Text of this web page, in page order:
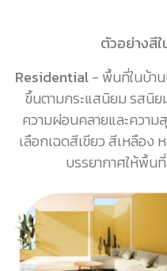
ตัวอย่างสี
Residential- พื้นที่ในบ้าน
ขึ้นตามกระแสนิยม รสนิย
ความผ่อนคลายและความ
เลือกเฉดสีเขียว สีเหลือง
บรรยากาศให้พื้น